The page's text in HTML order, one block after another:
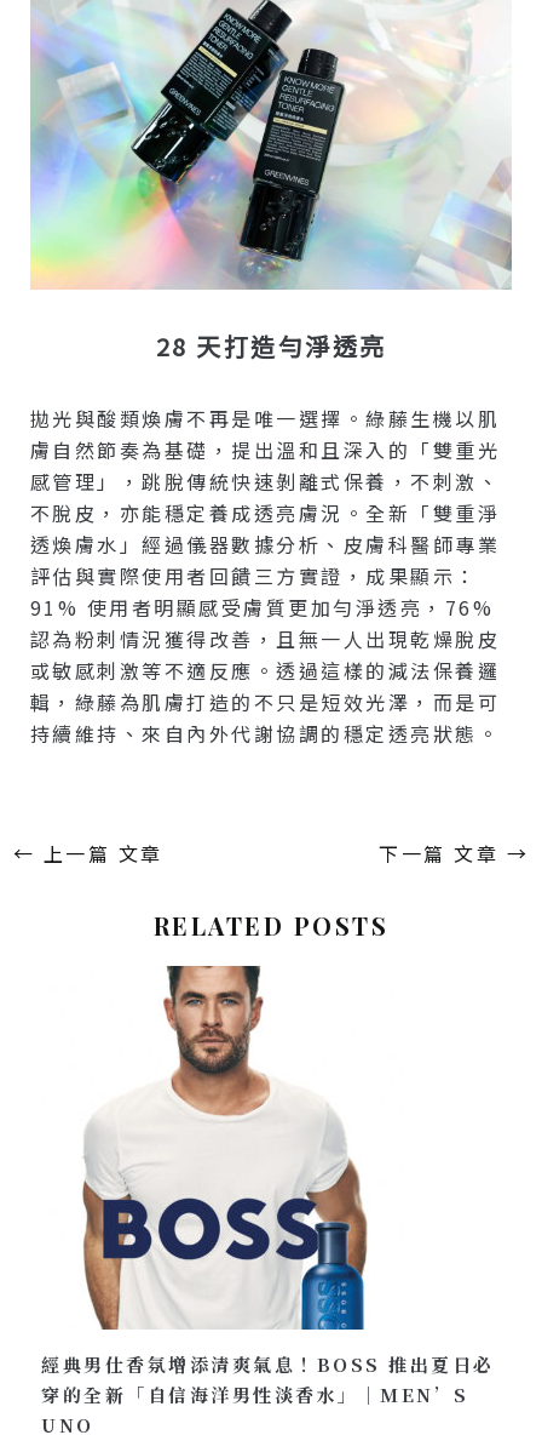
28 天打造勻淨透亮
拋光與酸類煥膚不再是唯一選擇。綠藤生機以肌
膚自然節奏為基礎，提出溫和且深入的「雙重光
感管理」，跳脫傳統快速剝離式保養，不刺激、
不脫皮，亦能穩定養成透亮膚況。全新「雙重淨
透煥膚水」經過儀器數據分析、皮膚科醫師專業
評估與實際使用者回饋三方實證，成果顯示：
91% 使用者明顯感受膚質更加勻淨透亮，76%
認為粉刺情況獲得改善，且無一人出現乾燥脫皮
或敏感刺激等不適反應。透過這樣的減法保養邏
輯，綠藤為肌膚打造的不只是短效光澤，而是可
持續維持、來自內外代謝協調的穩定透亮狀態。
← 上一篇 文章 下一篇 文章 →
RELATED POSTS
經典男仕香氛增添清爽氣息！BOSS 推出夏日必
穿的全新「自信海洋男性淡香水」｜MEN’S
UNO